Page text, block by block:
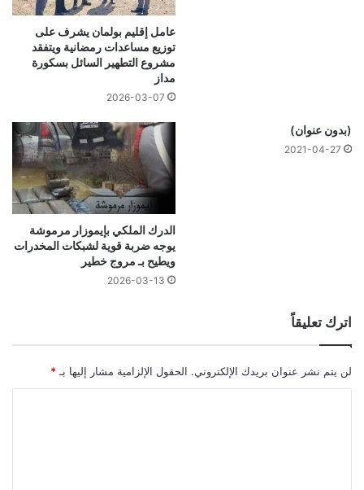
عامل إقليم بولمان يشرف على
توزيع مساعدات رمضانية ويتفقد
مشروع التطهير السائل بسكورة
مداز
2026-03-07
(بدون عنوان)
2021-04-27
الدرك الملكي بإيموزار مرموشة
يوجه ضربة قوية لشبكات المخدرات
ويطيح بـ مروج خطير
2026-03-13
اترك تعليقاً
لن يتم نشر عنوان بريدك الإلكتروني. الحقول الإلزامية مشار إليها بـ *